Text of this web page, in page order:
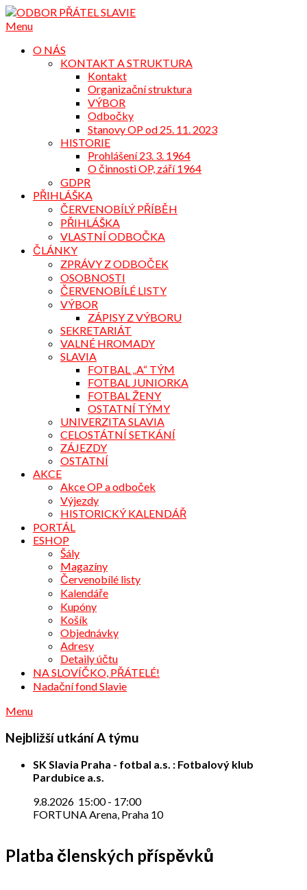
Přejdi
na
Menu
O NÁS
KONTAKT A STRUKTURA
Kontakt
Organizační struktura
VÝBOR
Odbočky
Stanovy OP od 25. 11. 2023
HISTORIE
Prohlášení 23. 3. 1964
O činnosti OP, září 1964
GDPR
PŘIHLÁŠKA
ČERVENOBÍLÝ PŘÍBĚH
PŘIHLÁŠKA
VLASTNÍ ODBOČKA
ČLÁNKY
ZPRÁVY Z ODBOČEK
OSOBNOSTI
ČERVENOBÍLÉ LISTY
VÝBOR
ZÁPISY Z VÝBORU
SEKRETARIÁT
VALNÉ HROMADY
SLAVIA
FOTBAL „A“ TÝM
FOTBAL JUNIORKA
FOTBAL ŽENY
OSTATNÍ TÝMY
UNIVERZITA SLAVIA
CELOSTÁTNÍ SETKÁNÍ
ZÁJEZDY
OSTATNÍ
AKCE
Akce OP a odboček
Výjezdy
HISTORICKÝ KALENDÁŘ
PORTÁL
ESHOP
Šály
Magazíny
Červenobílé listy
Kalendáře
Kupóny
Košík
Objednávky
Adresy
Detaily účtu
NA SLOVÍČKO, PŘÁTELÉ!
Nadační fond Slavie
Menu
Nejbližší utkání A týmu
SK Slavia Praha - fotbal a.s. : Fotbalový klub
Pardubice a.s.
9.8.2026 15:00- 17:00
FORTUNA Arena, Praha 10
Platba členských příspěvků